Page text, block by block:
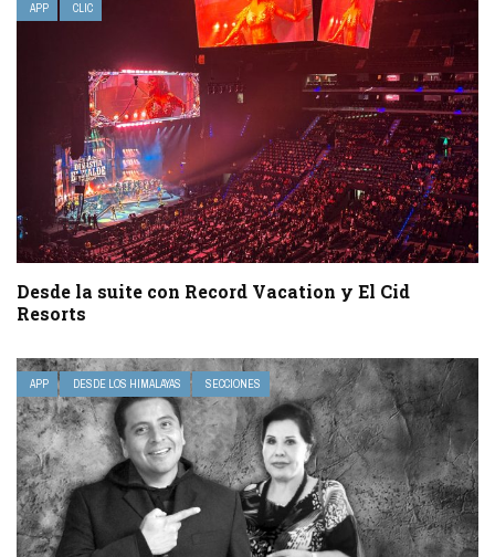
APP CLIC
Desde la suite con Record Vacation y El Cid
Resorts
APP DESDE LOS HIMALAYAS SECCIONES